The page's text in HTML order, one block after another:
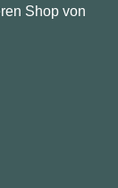
Shop von